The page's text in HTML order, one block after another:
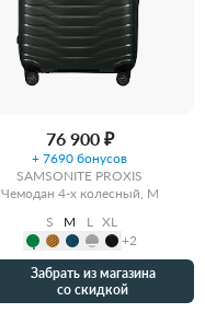
76 900 ₽
+ 7690 бонусов
SAMSONITE PROXIS
Чемодан 4-х колесный, M
S
M L
XL
+2
Забрать из магазина
со скидкой